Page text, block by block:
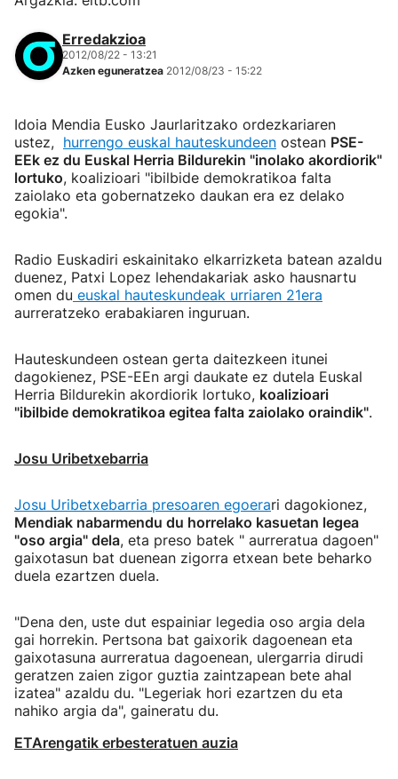
Erredakzioa
2012/08/22 - 13:21
Azken eguneratzea 2012/08/23 - 15:22
Idoia Mendia Eusko Jaurlaritzako ordezkariaren
ustez, hurrengo euskal hauteskundeen ostean PSE-
EEk ez du Euskal Herria Bildurekin "inolako akordiorik"
lortuko, koalizioari "ibilbide demokratikoa falta
zaiolako eta gobernatzeko daukan era ez delako
egokia".
Radio Euskadiri eskainitako elkarrizketa batean azaldu
duenez, Patxi Lopez lehendakariak asko hausnartu
omen du euskal hauteskundeak urriaren 21era
aurreratzeko erabakiaren inguruan.
Hauteskundeen ostean gerta daitezkeen itunei
dagokienez, PSE-EEn argi daukate ez dutela Euskal
Herria Bildurekin akordiorik lortuko, koalizioari
"ibilbide demokratikoa egitea falta zaiolako oraindik".
Josu Uribetxebarria
Josu Uribetxebarria presoaren egoerari dagokionez,
Mendiak nabarmendu du horrelako kasuetan legea
"oso argia" dela, eta preso batek " aurreratua dagoen"
gaixotasun bat duenean zigorra etxean bete beharko
duela ezartzen duela.
"Dena den, uste dut espainiar legedia oso argia dela
gai horrekin. Pertsona bat gaixorik dagoenean eta
gaixotasuna aurreratua dagoenean, ulergarria dirudi
geratzen zaien zigor guztia zaintzapean bete ahal
izatea" azaldu du. "Legeriak hori ezartzen du eta
nahiko argia da", gaineratu du.
ETArengatik erbesteratuen auzia